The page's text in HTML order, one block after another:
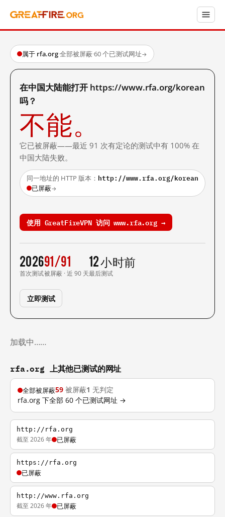
属于 rfa.org·全部被屏蔽·60 个已测试网址→
在中国大陆能打开 https://www.rfa.org/korean
吗？
不能。
它已被屏蔽——最近 91 次有定论的测试中有 100% 在
中国大陆失败。
同一地址的 HTTP 版本： http://www.rfa.org/korean
已屏蔽→
使用 GreatFireVPN 访问 www.rfa.org →
2026
首次测试
91/91
被屏蔽 · 近 90 天
12 小时前
最后测试
立即测试
加载中……
rfa.org 上其他已测试的网址
全部被屏蔽59 被屏蔽1 无判定
rfa.org 下全部 60 个已测试网址 →
http://rfa.org
截至 2026 年 已屏蔽
https://rfa.org
已屏蔽
http://www.rfa.org
截至 2026 年 已屏蔽